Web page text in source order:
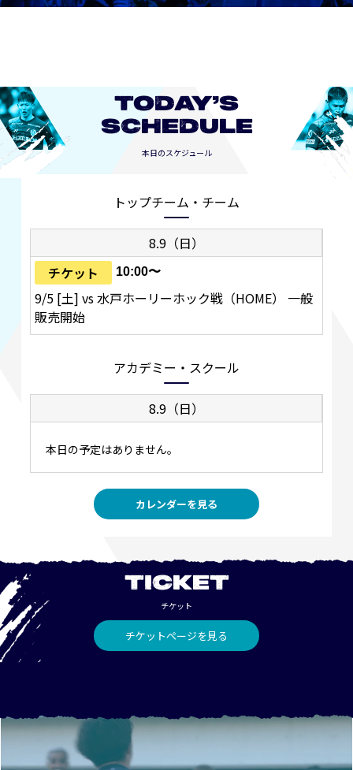
TODAY’S
SCHEDULE
本日のスケジュール
トップチーム・チーム
8.9（日）
チケット
10:00〜
9/5 [土] vs 水戸ホーリーホック戦（HOME） 一般
販売開始
アカデミー・スクール
8.9（日）
本日の予定はありません。
カレンダーを見る
TICKET
チケット
チケットページを見る